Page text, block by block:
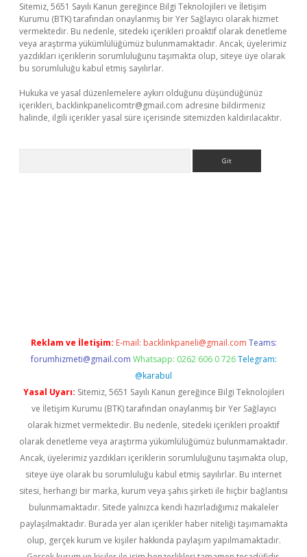
Sitemiz, 5651 Sayılı Kanun gereğince Bilgi Teknolojileri ve İletişim
Kurumu (BTK) tarafından onaylanmış bir Yer Sağlayıcı olarak hizmet
vermektedir. Bu nedenle, sitedeki içerikleri proaktif olarak denetleme
veya araştırma yükümlülüğümüz bulunmamaktadır. Ancak, üyelerimiz
yazdıkları içeriklerin sorumluluğunu taşımakta olup, siteye üye olarak
bu sorumluluğu kabul etmiş sayılırlar.
Hukuka ve yasal düzenlemelere aykırı olduğunu düşündüğünüz
içerikleri, backlinkpanelicomtr@gmail.com adresine bildirmeniz
halinde, ilgili içerikler yasal süre içerisinde sitemizden kaldırılacaktır.
Reklam ve İletişim: E-mail: backlinkpaneli@gmail.com Teams:
forumhizmeti@gmail.com Whatsapp: 0262 606 0 726 Telegram:
@karabul
Yasal Uyarı: Sitemiz, 5651 Sayılı Kanun gereğince Bilgi Teknolojileri
ve İletişim Kurumu (BTK) tarafından onaylanmış bir Yer Sağlayıcı
olarak hizmet vermektedir. Bu nedenle, sitedeki içerikleri proaktif
olarak denetleme veya araştırma yükümlülüğümüz bulunmamaktadır.
Ancak, üyelerimiz yazdıkları içeriklerin sorumluluğunu taşımakta olup,
siteye üye olarak bu sorumluluğu kabul etmiş sayılırlar. Bu internet
sitesi, herhangi bir marka, kurum veya şahıs şirketi ile hiçbir bağlantısı
bulunmamaktadır. Sitede yalnızca kendi hazırladığımız makaleler
paylaşılmaktadır. Burada yer alan içerikler haber niteliği taşımamakta
olup, gerçek kurum ve kişiler hakkında paylaşım yapılmamaktadır.